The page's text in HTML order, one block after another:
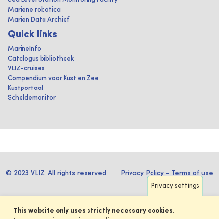
Mariene robotica
Marien Data Archief
Quick links
MarineInfo
Catalogus bibliotheek
VLIZ-cruises
Compendium voor Kust en Zee
Kustportaal
Scheldemonitor
© 2023 VLIZ. All rights reserved Privacy Policy - Terms of use
Privacy settings
This website only uses strictly necessary cookies.